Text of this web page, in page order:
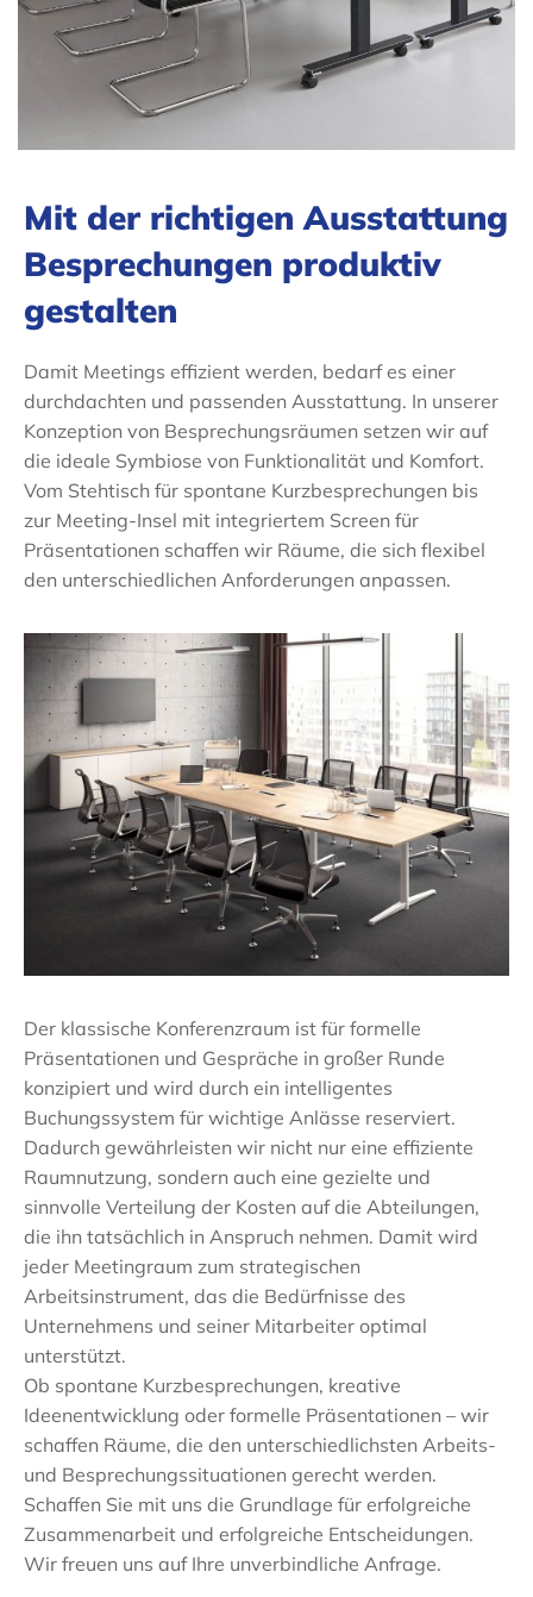
Mit der richtigen Ausstattung
Besprechungen produktiv
gestalten
Damit Meetings effizient werden, bedarf es einer
durchdachten und passenden Ausstattung. In unserer
Konzeption von Besprechungsräumen setzen wir auf
die ideale Symbiose von Funktionalität und Komfort.
Vom Stehtisch für spontane Kurzbesprechungen bis
zur Meeting-Insel mit integriertem Screen für
Präsentationen schaffen wir Räume, die sich flexibel
den unterschiedlichen Anforderungen anpassen.
Der klassische Konferenzraum ist für formelle
Präsentationen und Gespräche in großer Runde
konzipiert und wird durch ein intelligentes
Buchungssystem für wichtige Anlässe reserviert.
Dadurch gewährleisten wir nicht nur eine effiziente
Raumnutzung, sondern auch eine gezielte und
sinnvolle Verteilung der Kosten auf die Abteilungen,
die ihn tatsächlich in Anspruch nehmen. Damit wird
jeder Meetingraum zum strategischen
Arbeitsinstrument, das die Bedürfnisse des
Unternehmens und seiner Mitarbeiter optimal
unterstützt.
Ob spontane Kurzbesprechungen, kreative
Ideenentwicklung oder formelle Präsentationen – wir
schaffen Räume, die den unterschiedlichsten Arbeits-
und Besprechungssituationen gerecht werden.
Schaffen Sie mit uns die Grundlage für erfolgreiche
Zusammenarbeit und erfolgreiche Entscheidungen.
Wir freuen uns auf Ihre unverbindliche Anfrage.